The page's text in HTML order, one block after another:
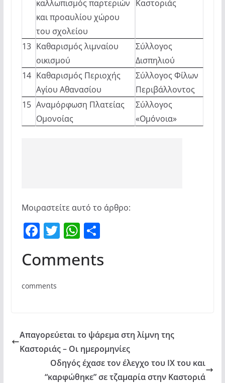
καλλωπισμός παρτεριών
και προαυλίου χώρου
του σχολείου
Καστοριάς
13 Καθαρισμός λιμναίου
οικισμού
Σύλλογος
Δισπηλιού
14 Καθαρισμός Περιοχής
Αγίου Αθανασίου
Σύλλογος Φίλων
Περιβάλλοντος
15 Αναμόρφωση Πλατείας
Ομονοίας
Σύλλογος
«Ομόνοια»
Μοιραστείτε αυτό το άρθρο:
F
c
e
b
k
T
itt
W
at
Μ
ρ
ε
Comments
comments
Απαγορεύεται το ψάρεμα στη λίμνη της
Καστοριάς – Οι ημερομηνίες
Οδηγός έχασε τον έλεγχο του ΙΧ του και
“καρφώθηκε” σε τζαμαρία στην Καστοριά